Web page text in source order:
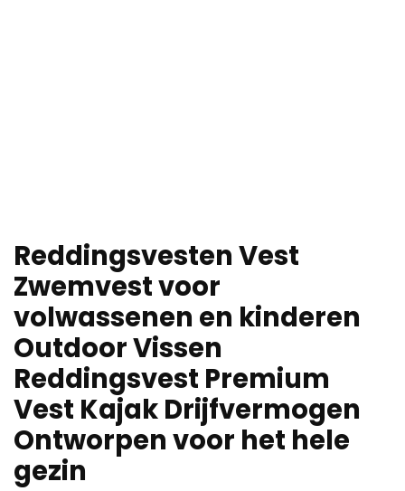
Reddingsvesten Vest
Zwemvest voor
volwassenen en kinderen
Outdoor Vissen
Reddingsvest Premium
Vest Kajak Drijfvermogen
Ontworpen voor het hele
gezin